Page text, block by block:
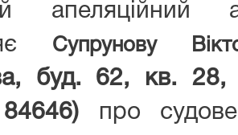
апеляційний
Супрунову
буд. 62, кв. 28,
про судове